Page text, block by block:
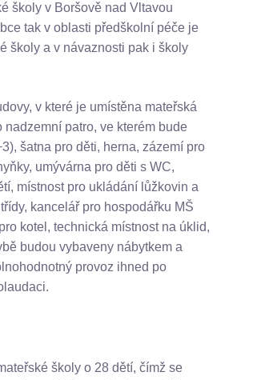
školy v Boršově nad Vltavou
tak v oblasti předškolní péče je
školy a v návaznosti pak i školy
v které je umístěna mateřská
patro, ve kterém bude
šatna pro děti, herna, zázemí pro
umývárna pro děti s WC,
místnost pro ukládání lůžkovin a
kancelář pro hospodářku MŠ
kotel, technická místnost na úklid,
budou vybaveny nábytkem a
provoz ihned po
školy o 28 dětí, čímž se